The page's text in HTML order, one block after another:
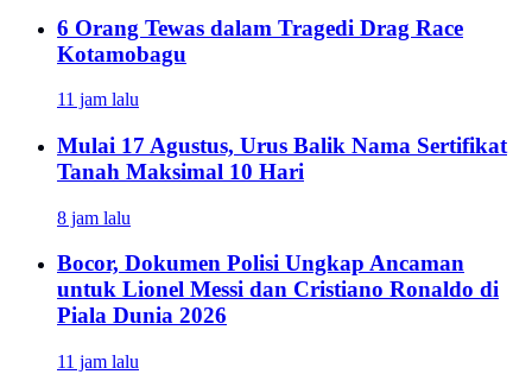
6 Orang Tewas dalam Tragedi Drag Race
Kotamobagu
11 jam lalu
Mulai 17 Agustus, Urus Balik Nama Sertifikat
Tanah Maksimal 10 Hari
8 jam lalu
Bocor, Dokumen Polisi Ungkap Ancaman
untuk Lionel Messi dan Cristiano Ronaldo di
Piala Dunia 2026
11 jam lalu